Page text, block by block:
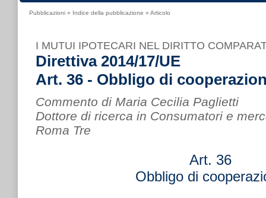
Pubblicazioni » Indice della pubblicazione » Articolo
I MUTUI IPOTECARI NEL DIRITTO
Direttiva 2014/17/UE
Art. 36 - Obbligo di
Commento di Maria Cecilia Paglietti
Dottore di ricerca in Consumatori e
Roma Tre
Art. 36
Obbligo di